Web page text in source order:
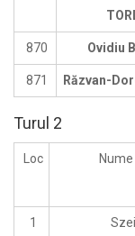
870 Ovidiu
871 Răzvan-
Turul 2
Loc
1